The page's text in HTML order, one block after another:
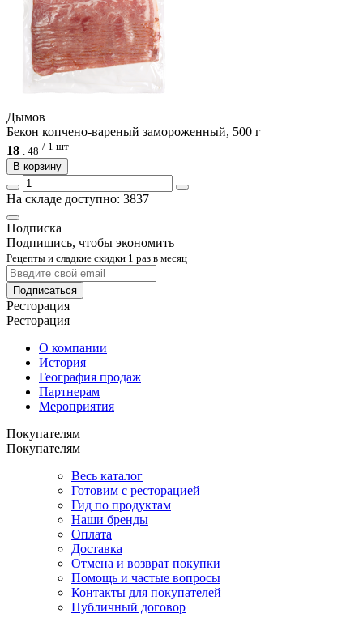
Дымов
Бекон копчено-вареный замороженный, 500 г
18
48 / 1 шт
В корзину
На складе доступно: 3837
Подписка
Подпишись, чтобы экономить
Рецепты и сладкие скидки 1 раз в месяц
Подписаться
Ресторация
Ресторация
О компании
История
География продаж
Партнерам
Мероприятия
Покупателям
Покупателям
Весь каталог
Готовим с ресторацией
Гид по продуктам
Наши бренды
Оплата
Доставка
Отмена и возврат покупки
Помощь и частые вопросы
Контакты для покупателей
Публичный договор